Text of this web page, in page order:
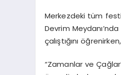
Merkezdeki tüm
Devrim
çalıştığını
“Zamanlar ve